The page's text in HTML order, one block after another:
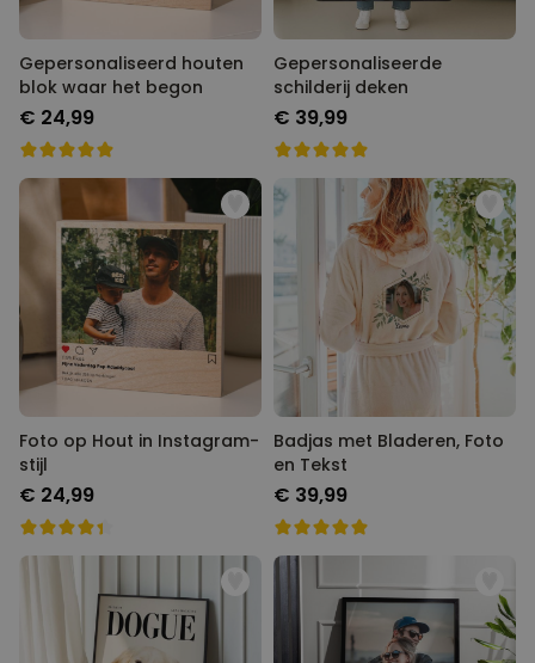
Gepersonaliseerd houten
blok waar het begon
€ 24,99
Gepersonaliseerde
schilderij deken
€ 39,99
Foto op Hout in Instagram-
stijl
€ 24,99
Badjas met Bladeren, Foto
en Tekst
€ 39,99